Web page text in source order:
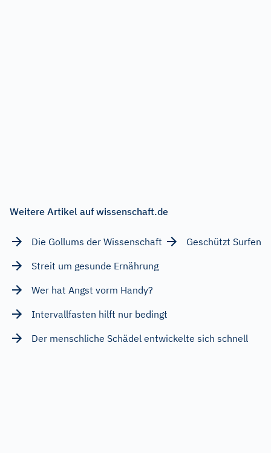
Weitere Artikel auf wissenschaft.de
Die Gollums der Wissenschaft
Geschützt Surfen
Streit um gesunde Ernährung
Wer hat Angst vorm Handy?
Intervallfasten hilft nur bedingt
Der menschliche Schädel entwickelte sich schnell